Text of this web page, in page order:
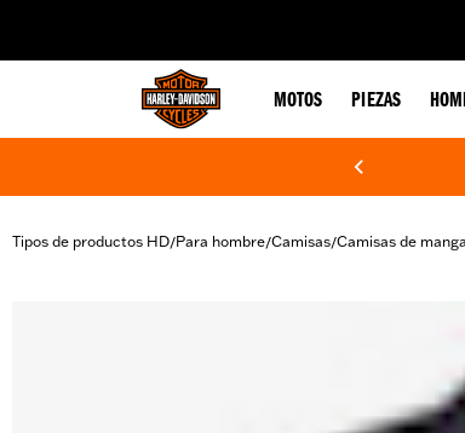
MOTOS PIEZAS
Tipos de productos HD/Para hombre/Camisas/Camisas de